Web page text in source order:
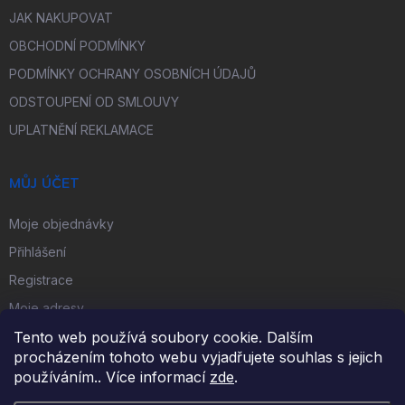
Tento web používá soubory cookie. Dalším
procházením tohoto webu vyjadřujete souhlas s jejich
používáním.. Více informací zde.
JAK NAKUPOVAT
OBCHODNÍ PODMÍNKY
PODMÍNKY OCHRANY OSOBNÍCH ÚDAJŮ
ODSTOUPENÍ OD SMLOUVY
UPLATNĚNÍ REKLAMACE
MŮJ ÚČET
Moje objednávky
Přihlášení
Registrace
Moje adresy
FACEBOOK